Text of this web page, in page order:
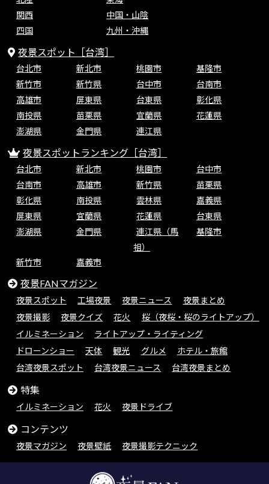
関西
中国・山陰
四国
九州・沖縄
夜景スポット［台湾］
台北市 新北市 桃園市
基隆市
新竹市
新竹県 台中市
台南市
高雄市
屏東県 台東県
彰化県
南投県
苗栗県 宜蘭県
花蓮県
澎湖県
金門県 連江県
夜景スポットランキング［台湾］
台北市 新北市 桃園市
台中市
台南市
高雄市 新竹県
苗栗県
彰化県
南投県 雲林県
嘉義県
屏東県
宜蘭県 花蓮県
台東県
澎湖県
金門県
連江県（馬
祖）
基隆市
新竹市 嘉義市
夜景FANマガジン
夜景スポット 工場夜景 夜景ニュース
夜景まとめ
夜景撮影
夜景クイズ 花火
桜（夜桜・桜のライトアップ）
イルミネーション
ライトアップ・ライティング
ドローンショー
天体 観光 グルメ
ホテル・旅館
台湾夜景スポット
台湾夜景ニュース 台湾夜景まとめ
特集
イルミネーション 花火 夜景ドライブ
コンテンツ
夜景マガジン 夜景壁紙 夜景撮影テクニック